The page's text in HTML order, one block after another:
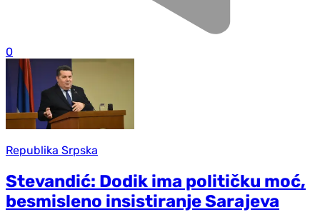
0
Republika Srpska
Stevandić: Dodik ima političku moć,
besmisleno insistiranje Sarajeva